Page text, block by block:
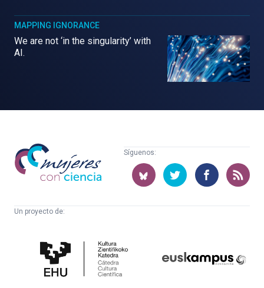
MAPPING IGNORANCE
We are not ‘in the singularity’ with
AI.
Mujeres
con
ciencia
Síguenos:
Un proyecto de:
Cultura
Científica